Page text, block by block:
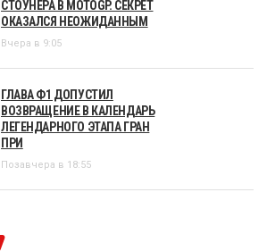
СТОУНЕРА В MOTOGP. СЕКРЕТ
ОКАЗАЛСЯ НЕОЖИДАННЫМ
Вчера в 9:05
ГЛАВА Ф1 ДОПУСТИЛ
ВОЗВРАЩЕНИЕ В КАЛЕНДАРЬ
ЛЕГЕНДАРНОГО ЭТАПА ГРАН
ПРИ
Позавчера в 18:55